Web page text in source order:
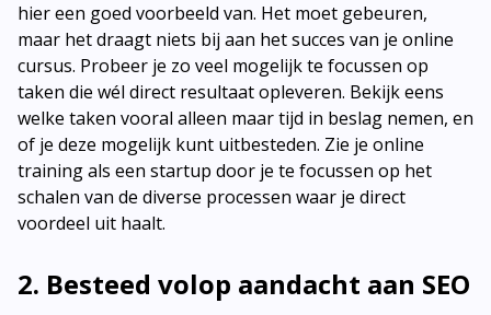
hier een goed voorbeeld van. Het moet gebeuren,
maar het draagt niets bij aan het succes van je online
cursus. Probeer je zo veel mogelijk te focussen op
taken die wél direct resultaat opleveren. Bekijk eens
welke taken vooral alleen maar tijd in beslag nemen, en
of je deze mogelijk kunt uitbesteden. Zie je online
training als een startup door je te focussen op het
schalen van de diverse processen waar je direct
voordeel uit haalt.
2. Besteed volop aandacht aan SEO